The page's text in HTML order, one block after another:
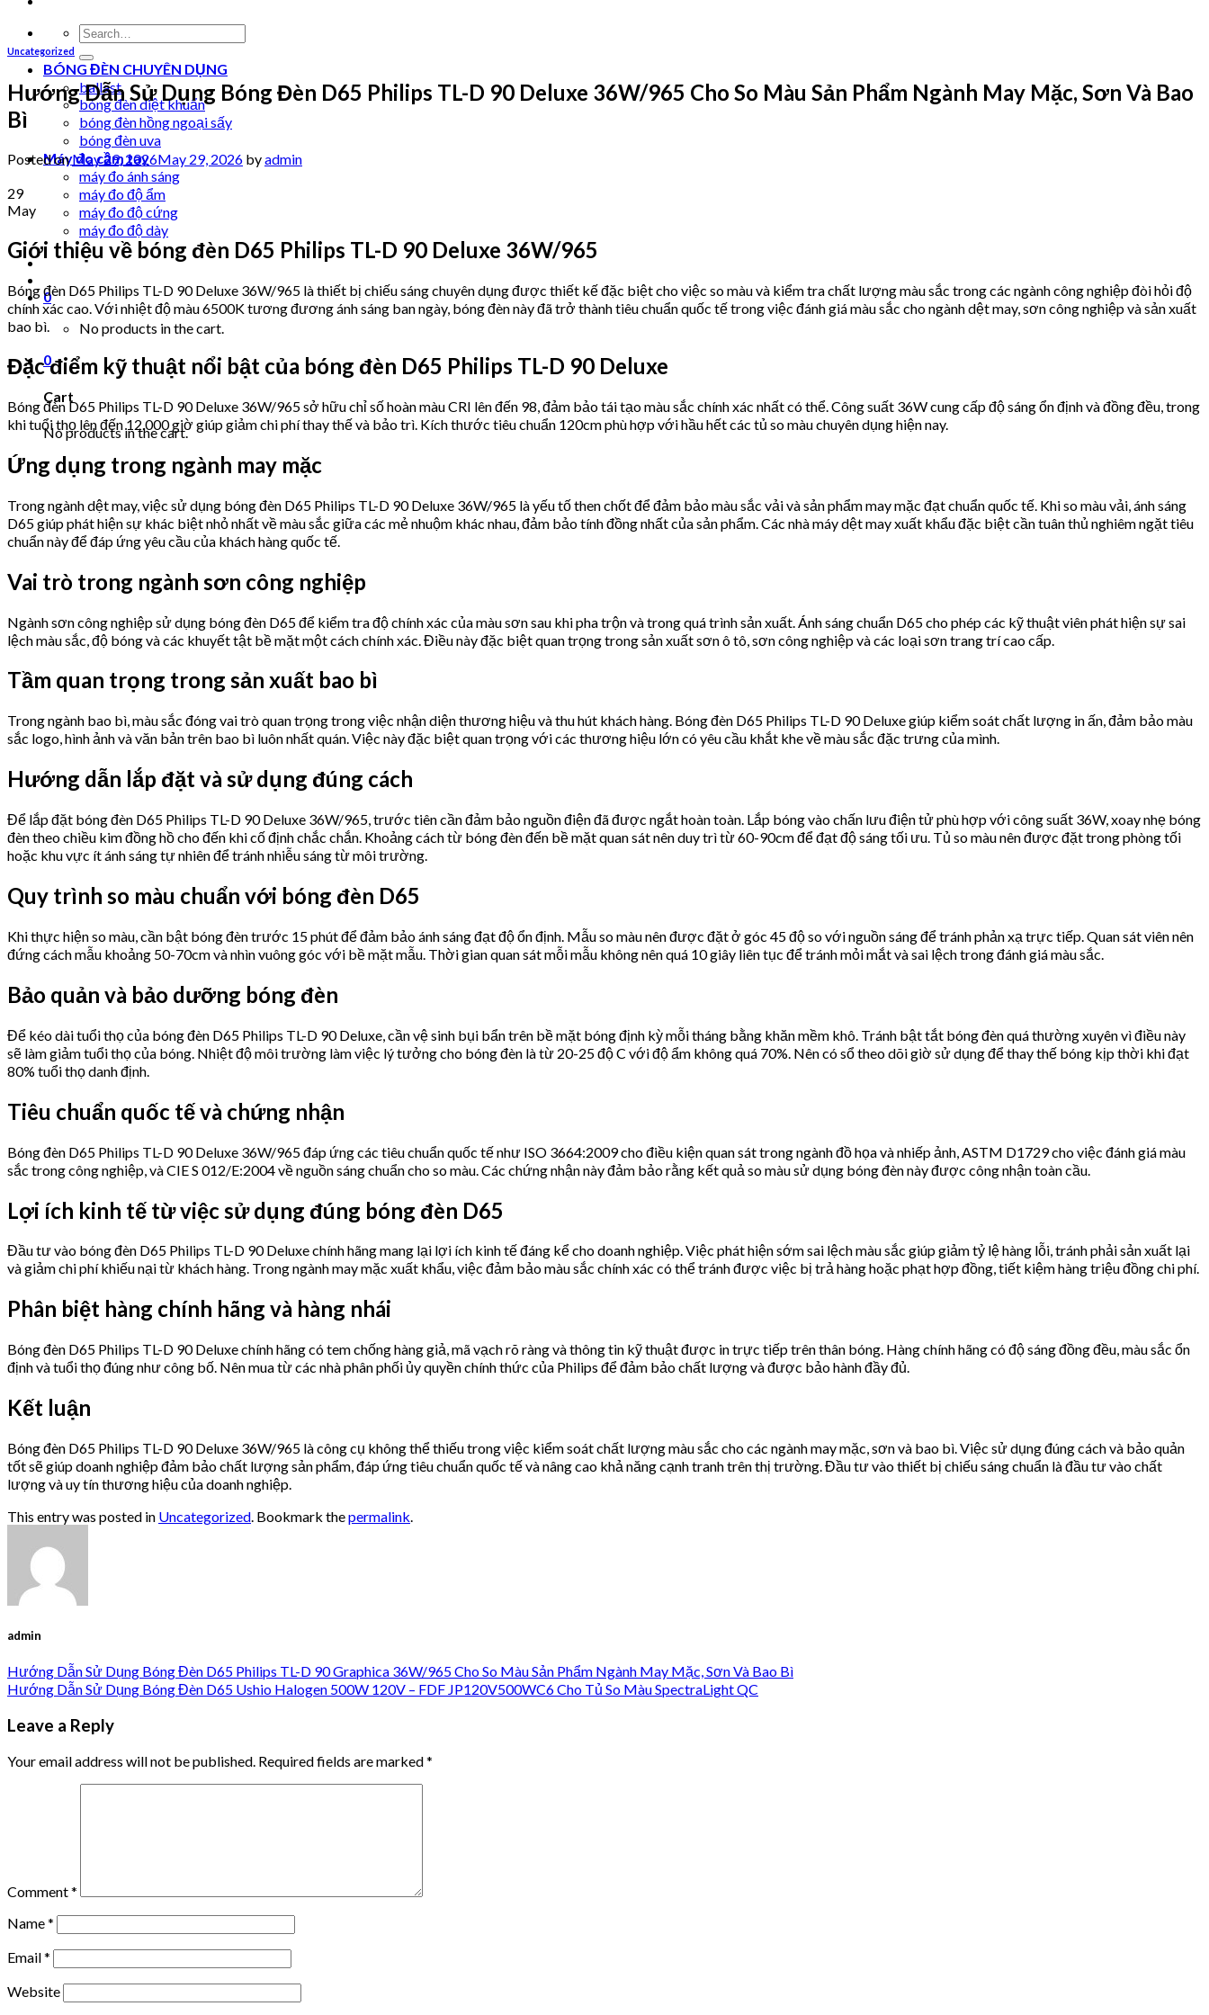
Search
for:
BÓNG ĐÈN CHUYÊN DỤNG
ballast
bóng đèn diệt khuẩn
bóng đèn hồng ngoại sấy
bóng đèn uva
Máy đo cầm tay
máy đo ánh sáng
máy đo độ ẩm
máy đo độ cứng
máy đo độ dày
0
No products in the cart.
0
Cart
No products in the cart.
Uncategorized
Hướng Dẫn Sử Dụng Bóng Đèn D65 Philips TL-D 90 Deluxe 36W/965 Cho So Màu Sản Phẩm Ngành May Mặc, Sơn Và Bao
Bì
Posted onMay 29, 2026May 29, 2026 byadmin
29
May
Giới thiệu về bóng đèn D65 Philips TL-D 90 Deluxe 36W/965
Bóng đèn D65 Philips TL-D 90 Deluxe 36W/965 là thiết bị chiếu sáng chuyên dụng được thiết kế đặc biệt cho việc so màu và kiểm tra chất lượng màu sắc trong các ngành công nghiệp đòi hỏi độ
chính xác cao. Với nhiệt độ màu 6500K tương đương ánh sáng ban ngày, bóng đèn này đã trở thành tiêu chuẩn quốc tế trong việc đánh giá màu sắc cho ngành dệt may, sơn công nghiệp và sản xuất
bao bì.
Đặc điểm kỹ thuật nổi bật của bóng đèn D65 Philips TL-D 90 Deluxe
Bóng đèn D65 Philips TL-D 90 Deluxe 36W/965 sở hữu chỉ số hoàn màu CRI lên đến 98, đảm bảo tái tạo màu sắc chính xác nhất có thể. Công suất 36W cung cấp độ sáng ổn định và đồng đều, trong
khi tuổi thọ lên đến 12.000 giờ giúp giảm chi phí thay thế và bảo trì. Kích thước tiêu chuẩn 120cm phù hợp với hầu hết các tủ so màu chuyên dụng hiện nay.
Ứng dụng trong ngành may mặc
Trong ngành dệt may, việc sử dụng bóng đèn D65 Philips TL-D 90 Deluxe 36W/965 là yếu tố then chốt để đảm bảo màu sắc vải và sản phẩm may mặc đạt chuẩn quốc tế. Khi so màu vải, ánh sáng
D65 giúp phát hiện sự khác biệt nhỏ nhất về màu sắc giữa các mẻ nhuộm khác nhau, đảm bảo tính đồng nhất của sản phẩm. Các nhà máy dệt may xuất khẩu đặc biệt cần tuân thủ nghiêm ngặt tiêu
chuẩn này để đáp ứng yêu cầu của khách hàng quốc tế.
Vai trò trong ngành sơn công nghiệp
Ngành sơn công nghiệp sử dụng bóng đèn D65 để kiểm tra độ chính xác của màu sơn sau khi pha trộn và trong quá trình sản xuất. Ánh sáng chuẩn D65 cho phép các kỹ thuật viên phát hiện sự sai
lệch màu sắc, độ bóng và các khuyết tật bề mặt một cách chính xác. Điều này đặc biệt quan trọng trong sản xuất sơn ô tô, sơn công nghiệp và các loại sơn trang trí cao cấp.
Tầm quan trọng trong sản xuất bao bì
Trong ngành bao bì, màu sắc đóng vai trò quan trọng trong việc nhận diện thương hiệu và thu hút khách hàng. Bóng đèn D65 Philips TL-D 90 Deluxe giúp kiểm soát chất lượng in ấn, đảm bảo màu
sắc logo, hình ảnh và văn bản trên bao bì luôn nhất quán. Việc này đặc biệt quan trọng với các thương hiệu lớn có yêu cầu khắt khe về màu sắc đặc trưng của mình.
Hướng dẫn lắp đặt và sử dụng đúng cách
Để lắp đặt bóng đèn D65 Philips TL-D 90 Deluxe 36W/965, trước tiên cần đảm bảo nguồn điện đã được ngắt hoàn toàn. Lắp bóng vào chấn lưu điện tử phù hợp với công suất 36W, xoay nhẹ bóng
đèn theo chiều kim đồng hồ cho đến khi cố định chắc chắn. Khoảng cách từ bóng đèn đến bề mặt quan sát nên duy trì từ 60-90cm để đạt độ sáng tối ưu. Tủ so màu nên được đặt trong phòng tối
hoặc khu vực ít ánh sáng tự nhiên để tránh nhiễu sáng từ môi trường.
Quy trình so màu chuẩn với bóng đèn D65
Khi thực hiện so màu, cần bật bóng đèn trước 15 phút để đảm bảo ánh sáng đạt độ ổn định. Mẫu so màu nên được đặt ở góc 45 độ so với nguồn sáng để tránh phản xạ trực tiếp. Quan sát viên nên
đứng cách mẫu khoảng 50-70cm và nhìn vuông góc với bề mặt mẫu. Thời gian quan sát mỗi mẫu không nên quá 10 giây liên tục để tránh mỏi mắt và sai lệch trong đánh giá màu sắc.
Bảo quản và bảo dưỡng bóng đèn
Để kéo dài tuổi thọ của bóng đèn D65 Philips TL-D 90 Deluxe, cần vệ sinh bụi bẩn trên bề mặt bóng định kỳ mỗi tháng bằng khăn mềm khô. Tránh bật tắt bóng đèn quá thường xuyên vì điều này
sẽ làm giảm tuổi thọ của bóng. Nhiệt độ môi trường làm việc lý tưởng cho bóng đèn là từ 20-25 độ C với độ ẩm không quá 70%. Nên có sổ theo dõi giờ sử dụng để thay thế bóng kịp thời khi đạt
80% tuổi thọ danh định.
Tiêu chuẩn quốc tế và chứng nhận
Bóng đèn D65 Philips TL-D 90 Deluxe 36W/965 đáp ứng các tiêu chuẩn quốc tế như ISO 3664:2009 cho điều kiện quan sát trong ngành đồ họa và nhiếp ảnh, ASTM D1729 cho việc đánh giá màu
sắc trong công nghiệp, và CIE S 012/E:2004 về nguồn sáng chuẩn cho so màu. Các chứng nhận này đảm bảo rằng kết quả so màu sử dụng bóng đèn này được công nhận toàn cầu.
Lợi ích kinh tế từ việc sử dụng đúng bóng đèn D65
Đầu tư vào bóng đèn D65 Philips TL-D 90 Deluxe chính hãng mang lại lợi ích kinh tế đáng kể cho doanh nghiệp. Việc phát hiện sớm sai lệch màu sắc giúp giảm tỷ lệ hàng lỗi, tránh phải sản xuất lại
và giảm chi phí khiếu nại từ khách hàng. Trong ngành may mặc xuất khẩu, việc đảm bảo màu sắc chính xác có thể tránh được việc bị trả hàng hoặc phạt hợp đồng, tiết kiệm hàng triệu đồng chi phí.
Phân biệt hàng chính hãng và hàng nhái
Bóng đèn D65 Philips TL-D 90 Deluxe chính hãng có tem chống hàng giả, mã vạch rõ ràng và thông tin kỹ thuật được in trực tiếp trên thân bóng. Hàng chính hãng có độ sáng đồng đều, màu sắc ổn
định và tuổi thọ đúng như công bố. Nên mua từ các nhà phân phối ủy quyền chính thức của Philips để đảm bảo chất lượng và được bảo hành đầy đủ.
Kết luận
Bóng đèn D65 Philips TL-D 90 Deluxe 36W/965 là công cụ không thể thiếu trong việc kiểm soát chất lượng màu sắc cho các ngành may mặc, sơn và bao bì. Việc sử dụng đúng cách và bảo quản
tốt sẽ giúp doanh nghiệp đảm bảo chất lượng sản phẩm, đáp ứng tiêu chuẩn quốc tế và nâng cao khả năng cạnh tranh trên thị trường. Đầu tư vào thiết bị chiếu sáng chuẩn là đầu tư vào chất
lượng và uy tín thương hiệu của doanh nghiệp.
This entry was posted in Uncategorized. Bookmark thepermalink.
admin
Hướng Dẫn Sử Dụng Bóng Đèn D65 Philips TL-D 90 Graphica 36W/965 Cho So Màu Sản Phẩm Ngành May Mặc, Sơn Và Bao Bì
Hướng Dẫn Sử Dụng Bóng Đèn D65 Ushio Halogen 500W 120V – FDF JP120V500WC6 Cho Tủ So Màu SpectraLight QC
Leave a Reply
Your email address will not be published. Required fields are marked*
Comment*
Name*
Email*
Website